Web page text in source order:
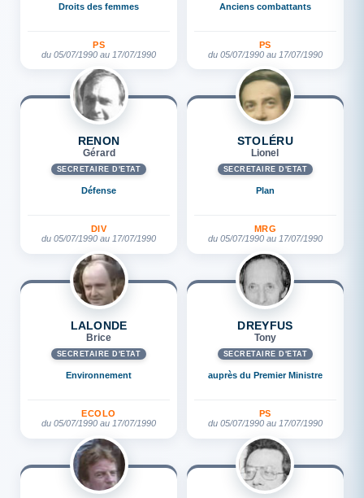
Droits des femmes
PS
du 05/07/1990 au 17/07/1990
Anciens combattants
PS
du 05/07/1990 au 17/07/1990
RENON
Gérard
SECRÉTAIRE D'ETAT
Défense
DIV
du 05/07/1990 au 17/07/1990
STOLÉRU
Lionel
SECRÉTAIRE D'ETAT
Plan
MRG
du 05/07/1990 au 17/07/1990
LALONDE
Brice
SECRÉTAIRE D'ETAT
Environnement
ECOLO
du 05/07/1990 au 17/07/1990
DREYFUS
Tony
SECRÉTAIRE D'ETAT
auprès du Premier Ministre
PS
du 05/07/1990 au 17/07/1990